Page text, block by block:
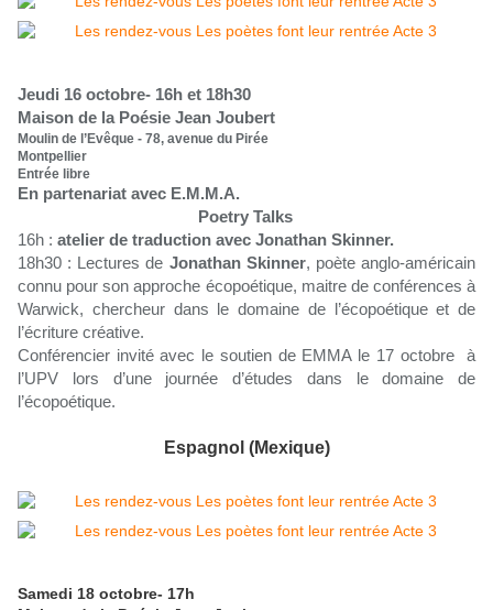
Jeudi 16 octobre- 16h et 18h30
Maison de la Poésie Jean Joubert
Moulin de l’Evêque - 78, avenue du Pirée
Montpellier
Entrée libre
En partenariat avec E.M.M.A.
Poetry Talks
16h : atelier de traduction avec Jonathan Skinner.
18h30 : Lectures de Jonathan Skinner, poète anglo-américain
connu pour son approche écopoétique, maitre de conférences à
Warwick, chercheur dans le domaine de l’écopoétique et de
l’écriture créative.
Conférencier invité avec le soutien de EMMA le 17 octobre à
l’UPV lors d’une journée d’études dans le domaine de
l’écopoétique.
Espagnol (Mexique)
Samedi 18 octobre- 17h